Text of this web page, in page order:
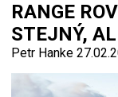
RANGE
STEJNÝ,
Petr Hanke